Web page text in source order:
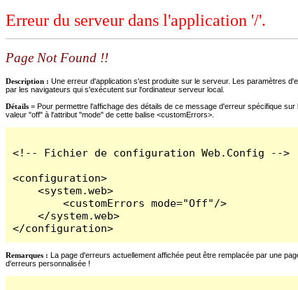
Erreur du serveur dans l'application '/'.
Page Not Found !!
Description : Une erreur d'application s'est produite sur le serveur. Les paramètres
par les navigateurs qui s'exécutent sur l'ordinateur serveur local.
Détails = Pour permettre l'affichage des détails de ce message d'erreur spécifique
valeur "off" à l'attribut "mode" de cette balise <customErrors>.
<!-- Fichier de configuration Web.Config -->
<configuration>
    <system.web>
        <customErrors mode="Off"/>
    </system.web>
</configuration>
Remarques : La page d'erreurs actuellement affichée peut être remplacée par une
d'erreurs personnalisée !